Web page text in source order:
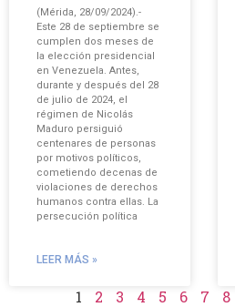
(Mérida, 28/09/2024).-
Este 28 de septiembre se
cumplen dos meses de
la elección presidencial
en Venezuela. Antes,
durante y después del 28
de julio de 2024, el
régimen de Nicolás
Maduro persiguió
centenares de personas
por motivos políticos,
cometiendo decenas de
violaciones de derechos
humanos contra ellas. La
persecución política
LEER MÁS »
1 2 3 4 5 6 7 8